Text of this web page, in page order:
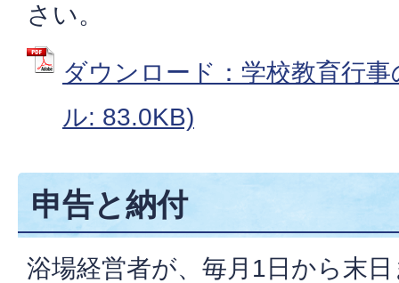
さい。
ダウンロード：学校教育行
ル: 83.0KB)
申告と納付
浴場経営者が、毎月1日から末